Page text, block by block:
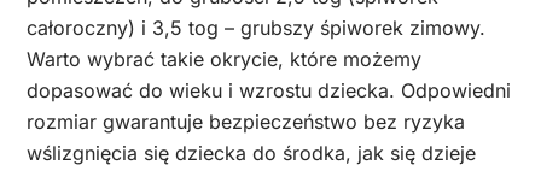
całoroczny) i 3,5 tog – grubszy śpiworek zimowy.
Warto wybrać takie okrycie, które możemy
dopasować do wieku i wzrostu dziecka. Odpowiedni
rozmiar gwarantuje bezpieczeństwo bez ryzyka
wślizgnięcia się dziecka do środka, jak się dzieje